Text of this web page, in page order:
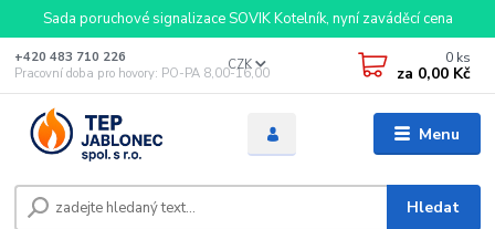
Sada poruchové signalizace SOVIK Kotelník, nyní zaváděcí cena
Menu
CZK
Hledat
+420 483 710 226
Pracovní doba pro hovory: PO-PA 8,00-16,00
0 ks
za 0,00 Kč